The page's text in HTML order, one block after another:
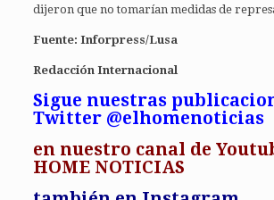
dijeron que no tomarían medidas de
Fuente: Inforpress/Lusa
Redacción Internacional
Sigue nuestras
Twitter @elhomenoticias
en nuestro canal de
HOME NOTICIAS